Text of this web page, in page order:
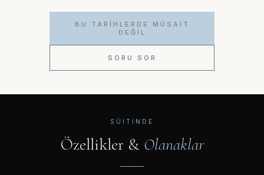
BU TARIHLERDE MÜSAIT
DEĞIL
SORU SOR
SÜITINDE
Özellikler & Olanaklar